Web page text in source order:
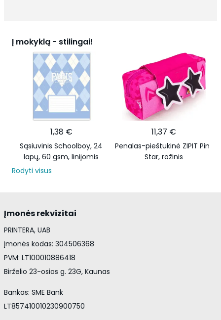
Į mokyklą - stilingai!
1,38 €
Sąsiuvinis Schoolboy, 24
lapų, 60 gsm, linijomis
11,37 €
Penalas-pieštukinė ZIPIT Pink
Star, rožinis
Rodyti visus
Įmonės rekvizitai
PRINTERA, UAB
Įmonės kodas: 304506368
PVM: LT100010886418
Birželio 23-osios g. 23G, Kaunas
Bankas: SME Bank
LT857410010230900750